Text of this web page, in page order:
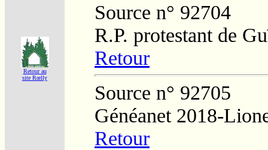
Retour au
site Rœlly
Source n° 92704
R.P. protestant de
Retour
Source n° 92705
Généanet 2018-
Retour